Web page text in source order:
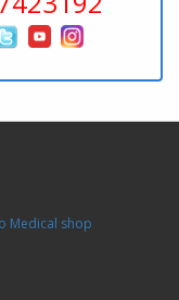
Medical shop